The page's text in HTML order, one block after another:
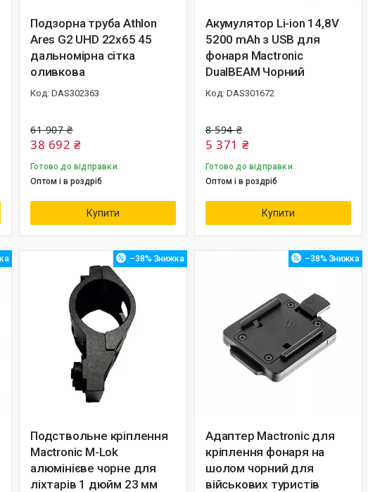
Подзорна труба Athlon
Ares G2 UHD 22x65 45
дальномірна сітка
оливкова
DAS302363
61 907 ₴
38 692 ₴
Готово до відправки
Оптом і в роздріб
Купити
Акумулятор Li-ion 14,8V
5200 mAh з USB для
фонаря Mactronic
DualBEAM Чорний
DAS301672
8 594 ₴
5 371 ₴
Готово до відправки
Оптом і в роздріб
Купити
–38%
Подствольне кріплення
Mactronic M-Lok
алюмінієве чорне для
ліхтарів 1 дюйм 23 мм
–38%
Адаптер Mactronic для
кріплення фонаря на
шолом чорний для
військових туристів